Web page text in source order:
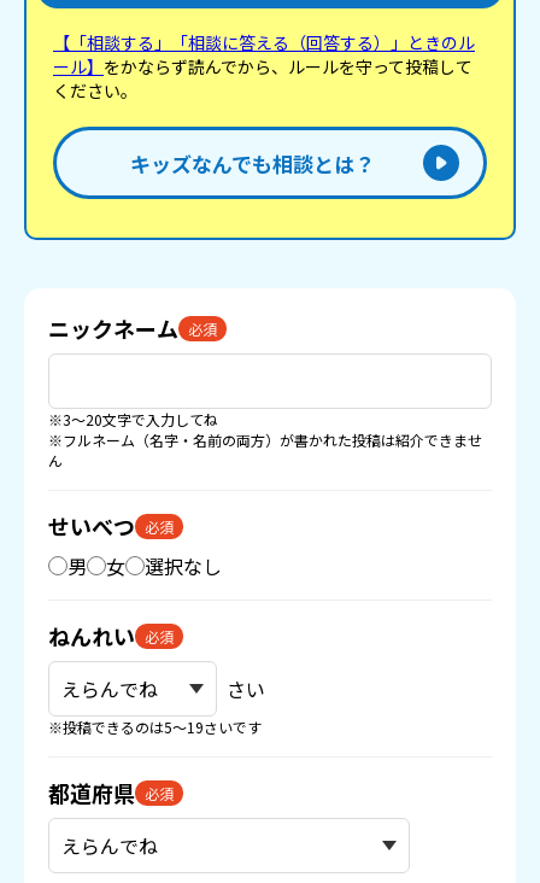
【「相談する」「相談に答える（回答する）」ときのル
ール】 をかならず読んでから、ルールを守って投稿して
ください。
キッズなんでも相談とは？
ニックネーム 必須
※3〜20文字で入力してね
※フルネーム（名字・名前の両方）が書かれた投稿は紹介できませ
ん
せいべつ 必須
男 女 選択なし
ねんれい 必須
さい
※投稿できるのは5〜19さいです
都道府県 必須